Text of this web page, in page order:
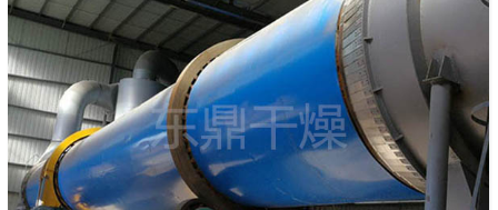
安徽罗汉果渣烘干机发货现场
生产能力：200吨/天 项目地点：安徽
项目详情